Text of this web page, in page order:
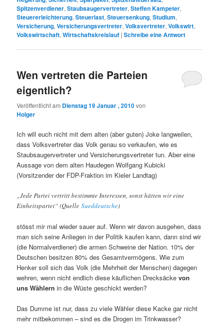
Spitzenverdiener,Staubsaugervertreter,Steffen Kampeter,
Steuererleichterung,Steuerlast,Steuersenkung,Studium,
Versicherung,Versicherungsvertreter,Volksvertreter,Volkswirt,
Volkswirtschaft,Wirtschaftskreislauf |Schreibe eine Antwort
Wen vertreten die Parteien
eigentlich?
Veröffentlicht am Dienstag 19 Januar , 2010von
Holger
Ich will euch nicht mit dem alten (aber guten) Joke langweilen,
dass Volksvertreter das Volk genau so verkaufen, wie es
Staubsaugervertreter und Versicherungsvertreter tun. Aber eine
Aussage von dem alten Haudegen Wolfgang Kubicki
(Vorsitzender der FDP-Fraktion im Kieler Landtag)
„Jede Partei vertritt bestimmte Interessen, sonst hätten wir eine
Einheitspartei“ (QuelleSueddeutsche)
stösst mir mal wieder sauer auf. Wenn wir davon ausgehen, dass
man sich seine Anliegen in der Politik kaufen kann, dann sind wir
(die Normalverdiener) die armen Schweine der Nation. 10% der
Deutschen besitzen 80% des Gesamtvermögens. Wie zum
Henker soll sich das Volk (die Mehrheit der Menschen) dagegen
wehren, wenn nicht endlich diese käuflichen Drecksäckevon
uns Wählern in die Wüste geschickt werden?
Das Dumme ist nur, dass zu viele Wähler diese Kacke gar nicht
mehr mitbekommen – sind es die Drogen im Trinkwasser?